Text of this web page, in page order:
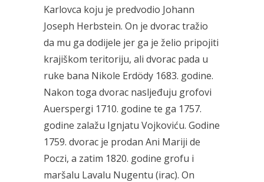
Karlovca koju je predvodio Johann
Joseph Herbstein. On je dvorac tražio
da mu ga dodijele jer ga je želio pripojiti
krajiškom teritoriju, ali dvorac pada u
ruke bana Nikole Erdödy 1683. godine.
Nakon toga dvorac nasljeđuju grofovi
Auerspergi 1710. godine te ga 1757.
godine zalažu Ignjatu Vojkoviću. Godine
1759. dvorac je prodan Ani Mariji de
Poczi, a zatim 1820. godine grofu i
maršalu Lavalu Nugentu (irac). On